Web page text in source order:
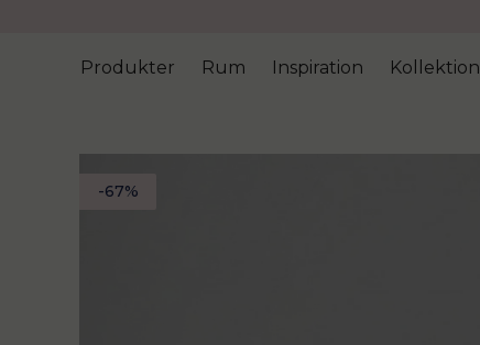
Produkter Rum Inspiration Kollektion
-67%